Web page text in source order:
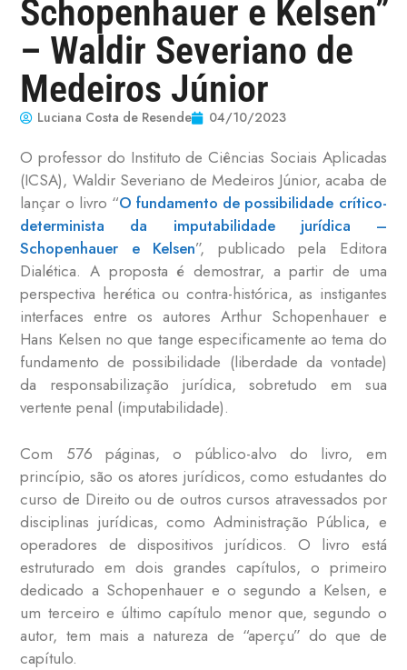
Schopenhauer e Kelsen”
– Waldir Severiano de
Medeiros Júnior
Luciana Costa de Resende 04/10/2023
O professor do Instituto de Ciências Sociais Aplicadas
(ICSA), Waldir Severiano de Medeiros Júnior, acaba de
lançar o livro “O fundamento de possibilidade crítico-
determinista da imputabilidade jurídica –
Schopenhauer e Kelsen”, publicado pela Editora
Dialética. A proposta é demostrar, a partir de uma
perspectiva herética ou contra-histórica, as instigantes
interfaces entre os autores Arthur Schopenhauer e
Hans Kelsen no que tange especificamente ao tema do
fundamento de possibilidade (liberdade da vontade)
da responsabilização jurídica, sobretudo em sua
vertente penal (imputabilidade).
Com 576 páginas, o público-alvo do livro, em
princípio, são os atores jurídicos, como estudantes do
curso de Direito ou de outros cursos atravessados por
disciplinas jurídicas, como Administração Pública, e
operadores de dispositivos jurídicos. O livro está
estruturado em dois grandes capítulos, o primeiro
dedicado a Schopenhauer e o segundo a Kelsen, e
um terceiro e último capítulo menor que, segundo o
autor, tem mais a natureza de “aperçu” do que de
capítulo.